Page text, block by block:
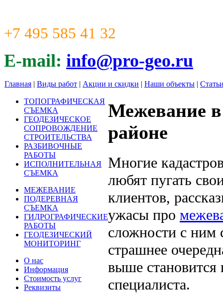
+7 495 585 41 32
E-mail: info@pro-geo.ru
Главная | Виды работ | Акции и скидки | Наши объекты |
ТОПОГРАФИЧЕСКАЯ
СЪЕМКА
ГЕОДЕЗИЧЕСКОЕ
СОПРОВОЖДЕНИЕ
СТРОИТЕЛЬСТВА
РАЗБИВОЧНЫЕ
РАБОТЫ
ИСПОЛНИТЕЛЬНАЯ
СЪЕМКА
МЕЖЕВАНИЕ
ПОДЕРЕВНАЯ
СЪЕМКА
ГИДРОГРАФИЧЕСКИЕ
РАБОТЫ
ГЕОДЕЗИЧЕСКИЙ
МОНИТОРИНГ
О нас
Информация
Стоимость услуг
Реквизиты
Межевание
районе
Многие
любят пугать
клиентов,
ужасы про
сложности с ним
страшнее
выше становится
специалиста.